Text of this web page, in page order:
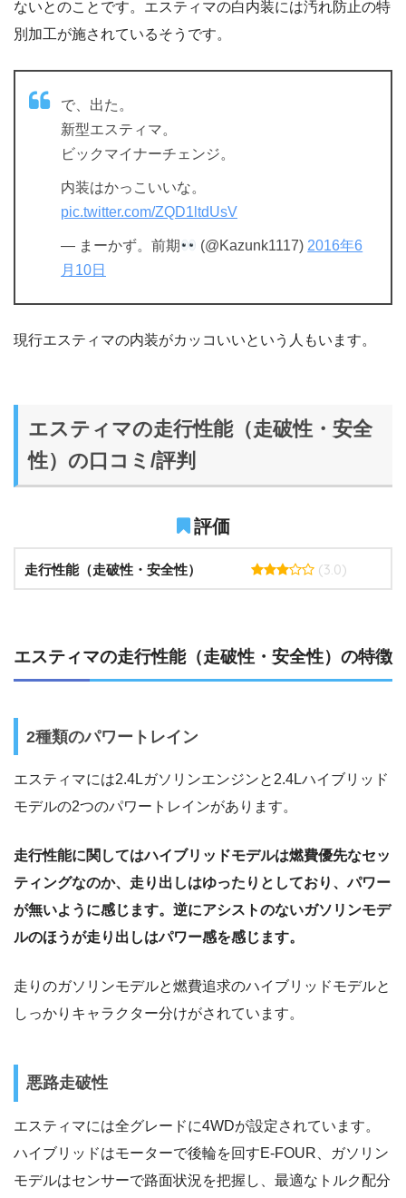
ないとのことです。エスティマの白内装には汚れ防止の特
別加工が施されているそうです。
で、出た。
新型エスティマ。
ビックマイナーチェンジ。
内装はかっこいいな。
pic.twitter.com/ZQD1ltdUsV
— まーかず。前期 (@Kazunk1117)2016年6
月10日
現行エスティマの内装がカッコいいという人もいます。
エスティマの走行性能（走破性・安全
性）の口コミ/評判
評価
走行性能（走破性・安全性） (3.0)
エスティマの走行性能（走破性・安全性）の特徴
2種類のパワートレイン
エスティマには2.4Lガソリンエンジンと2.4Lハイブリッド
モデルの2つのパワートレインがあります。
走行性能に関してはハイブリッドモデルは燃費優先なセッ
ティングなのか、走り出しはゆったりとしており、パワー
が無いように感じます。逆にアシストのないガソリンモデ
ルのほうが走り出しはパワー感を感じます。
走りのガソリンモデルと燃費追求のハイブリッドモデルと
しっかりキャラクター分けがされています。
悪路走破性
エスティマには全グレードに4WDが設定されています。
ハイブリッドはモーターで後輪を回すE-FOUR、ガソリン
モデルはセンサーで路面状況を把握し、最適なトルク配分